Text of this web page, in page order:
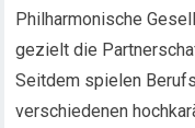
Philharmonische
gezielt die
Seitdem spielen
verschiedenen